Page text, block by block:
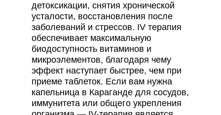
детоксикации, снятия хронической
усталости, восстановления после
заболеваний и стрессов. IV терапия
обеспечивает максимальную
биодоступность витаминов и
микроэлементов, благодаря чему
эффект наступает быстрее, чем при
приеме таблеток. Если вам нужна
капельница в Караганде для сосудов,
иммунитета или общего укрепления